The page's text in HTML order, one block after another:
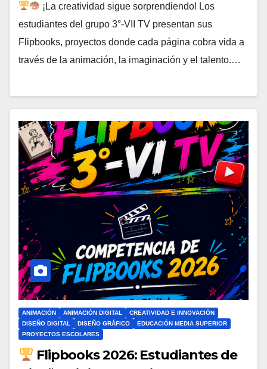
¡La creatividad sigue sorprendiendo! Los
estudiantes del grupo 3°-VII TV presentan sus
Flipbooks, proyectos donde cada página cobra vida a
través de la animación, la imaginación y el talento.…
ANIMACIÓN ANIMACIÓN DIGITAL
CREATIVIDAD E INNOVACIÓN
DISEÑO DIGITAL
DISEÑO GRÁFICO
EDUCACIÓN MEDIA SUPERIOR
PROYECTOS ESCOLARES
Flipbooks 2026: Estudiantes de